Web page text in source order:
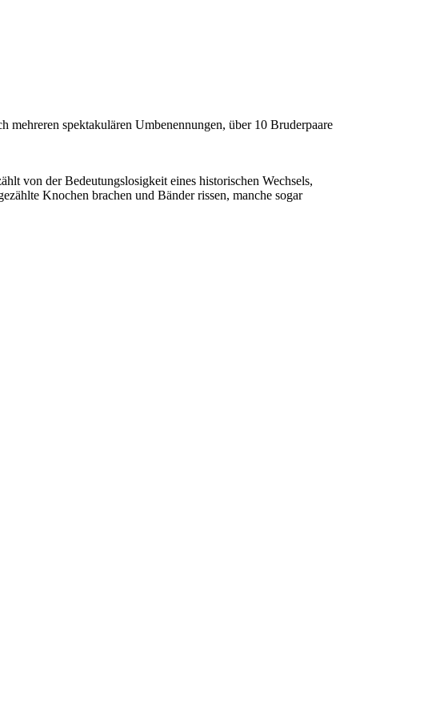
mehreren spektakulären Umbenennungen, über 10 Bruderpaare
von der Bedeutungslosigkeit eines historischen Wechsels,
Knochen brachen und Bänder rissen, manche sogar